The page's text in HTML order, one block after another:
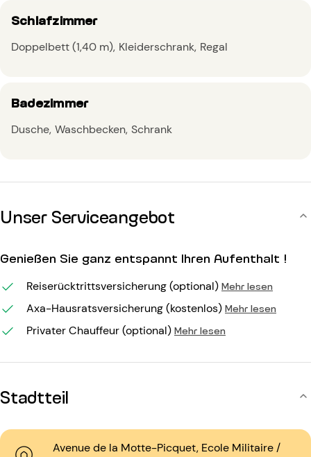
Schlafzimmer
Doppelbett (1,40 m) Kleiderschrank Regal
Badezimmer
Dusche Waschbecken Schrank
Unser Serviceangebot
Genießen Sie ganz entspannt Ihren Aufenthalt !
Reiserücktrittsversicherung (optional) Mehr lesen
Axa-Hausratsversicherung (kostenlos) Mehr lesen
Privater Chauffeur (optional) Mehr lesen
Stadtteil
Avenue de la Motte-Picquet, Ecole Militaire /